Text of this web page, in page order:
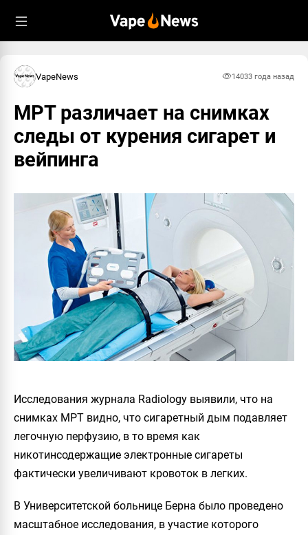
VapeNews 14033 года назад
МРТ различает на снимках
следы от курения сигарет и
вейпинга
Исследования журнала Radiology выявили, что на
снимках МРТ видно, что сигаретный дым подавляет
легочную перфузию, в то время как
никотинсодержащие электронные сигареты
фактически увеличивают кровоток в легких.
В Университетской больнице Берна было проведено
масштабное исследования, в участие которого